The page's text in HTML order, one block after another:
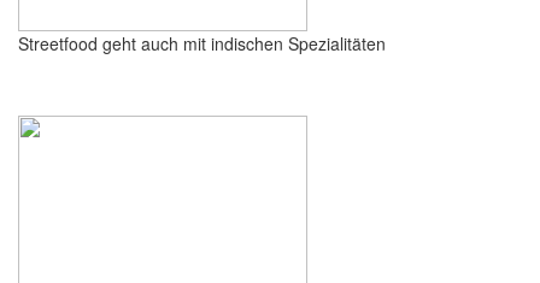
Streetfood geht auch mit indischen Spezialitäten